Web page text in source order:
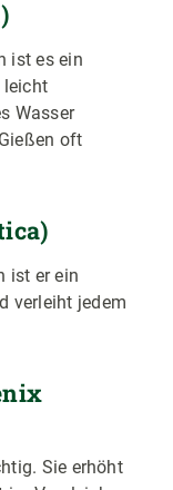
ist es ein
leicht
Wasser
oft
ist er ein
verleiht jedem
Sie erhöht